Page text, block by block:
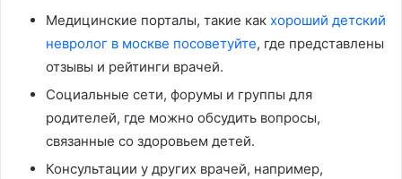
Медицинские порталы, такие как хороший детский
невролог в москве посоветуйте, где представлены
отзывы и рейтинги врачей.
Социальные сети, форумы и группы для
родителей, где можно обсудить вопросы,
связанные со здоровьем детей.
Консультации у других врачей, например,